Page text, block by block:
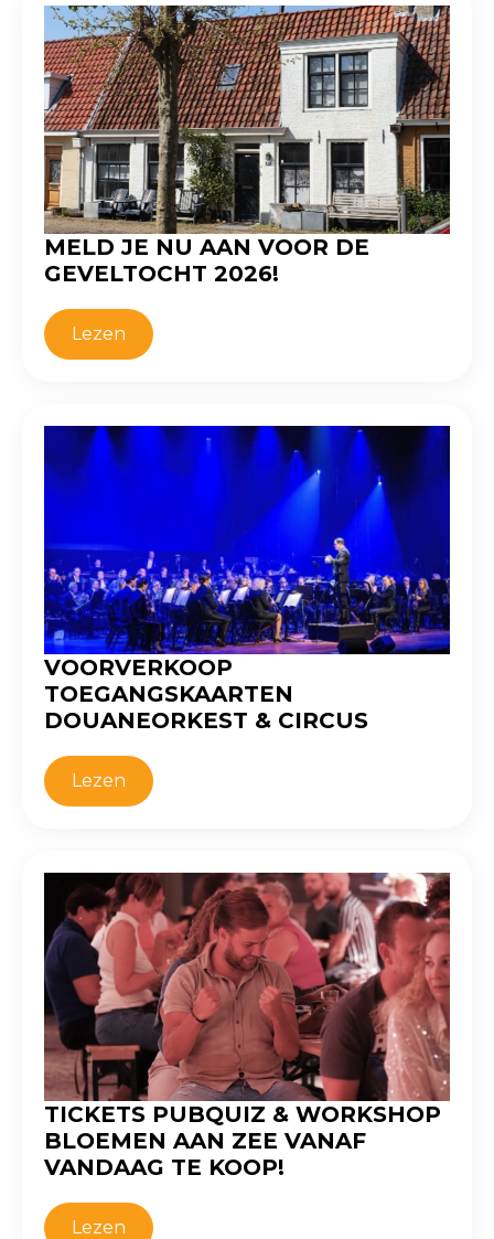
MELD JE NU AAN VOOR DE
GEVELTOCHT 2026!
Lezen
VOORVERKOOP
TOEGANGSKAARTEN
DOUANEORKEST & CIRCUS
Lezen
TICKETS PUBQUIZ & WORKSHOP
BLOEMEN AAN ZEE VANAF
VANDAAG TE KOOP!
Lezen